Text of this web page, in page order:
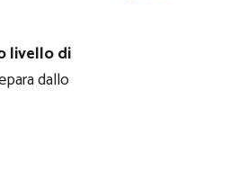
livello di
dallo